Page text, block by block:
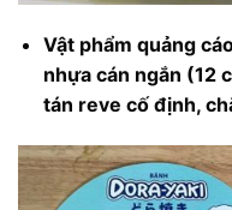
Vật phẩm quảng
nhựa cán ngắn (12
tán reve cố định,